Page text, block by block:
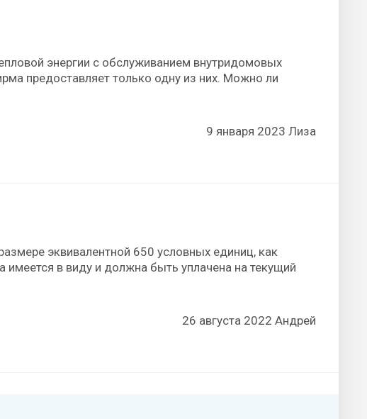
энергии с обслуживанием внутридомовых
предоставляет только одну из них. Можно ли
9 января 2023 Лиза
эквивалентной 650 условных единиц, как
в виду и должна быть уплачена на текущий
26 августа 2022 Андрей